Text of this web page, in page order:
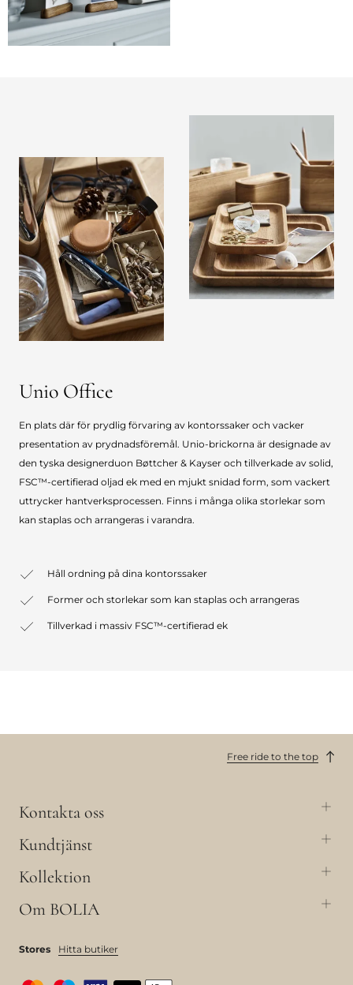
Unio Office
En plats där för prydlig förvaring av kontorssaker och vacker
presentation av prydnadsföremål. Unio-brickorna är designade av
den tyska designerduon Bøttcher & Kayser och tillverkade av solid,
FSC™-certifierad oljad ek med en mjukt snidad form, som vackert
uttrycker hantverksprocessen. Finns i många olika storlekar som
kan staplas och arrangeras i varandra.
Håll ordning på dina kontorssaker
Former och storlekar som kan staplas och arrangeras
Tillverkad i massiv FSC™-certifierad ek
Free ride to the top
Kontakta oss
Kundtjänst
Kollektion
Om BOLIA
Stores Hitta butiker